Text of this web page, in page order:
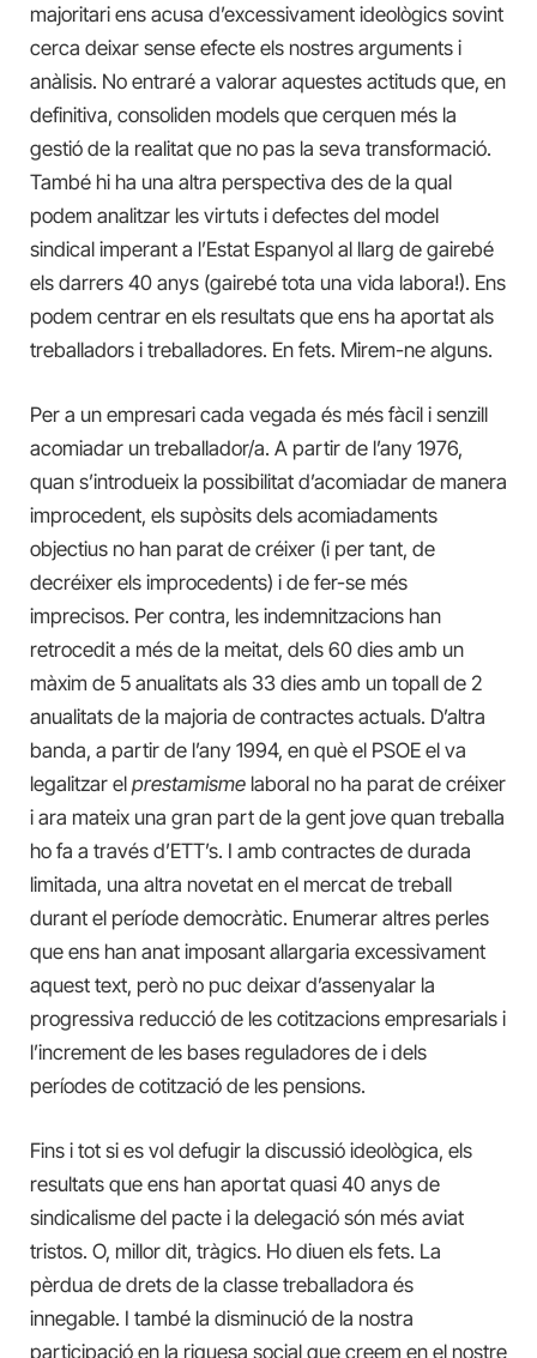
majoritari ens acusa d’excessivament ideològics sovint
cerca deixar sense efecte els nostres arguments i
anàlisis. No entraré a valorar aquestes actituds que, en
definitiva, consoliden models que cerquen més la
gestió de la realitat que no pas la seva transformació.
També hi ha una altra perspectiva des de la qual
podem analitzar les virtuts i defectes del model
sindical imperant a l’Estat Espanyol al llarg de gairebé
els darrers 40 anys (gairebé tota una vida labora!). Ens
podem centrar en els resultats que ens ha aportat als
treballadors i treballadores. En fets. Mirem-ne alguns.
Per a un empresari cada vegada és més fàcil i senzill
acomiadar un treballador/a. A partir de l’any 1976,
quan s’introdueix la possibilitat d’acomiadar de manera
improcedent, els supòsits dels acomiadaments
objectius no han parat de créixer (i per tant, de
decréixer els improcedents) i de fer-se més
imprecisos. Per contra, les indemnitzacions han
retrocedit a més de la meitat, dels 60 dies amb un
màxim de 5 anualitats als 33 dies amb un topall de 2
anualitats de la majoria de contractes actuals. D’altra
banda, a partir de l’any 1994, en què el PSOE el va
legalitzar el prestamisme laboral no ha parat de créixer
i ara mateix una gran part de la gent jove quan treballa
ho fa a través d’ETT’s. I amb contractes de durada
limitada, una altra novetat en el mercat de treball
durant el període democràtic. Enumerar altres perles
que ens han anat imposant allargaria excessivament
aquest text, però no puc deixar d’assenyalar la
progressiva reducció de les cotitzacions empresarials i
l’increment de les bases reguladores de i dels
períodes de cotització de les pensions.
Fins i tot si es vol defugir la discussió ideològica, els
resultats que ens han aportat quasi 40 anys de
sindicalisme del pacte i la delegació són més aviat
tristos. O, millor dit, tràgics. Ho diuen els fets. La
pèrdua de drets de la classe treballadora és
innegable. I també la disminució de la nostra
participació en la riquesa social que creem en el nostre